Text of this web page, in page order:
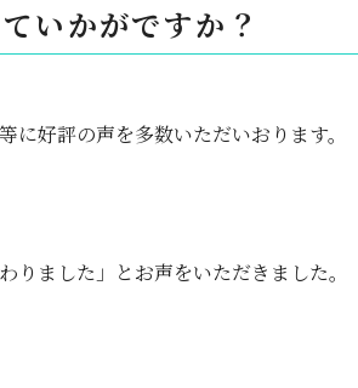
いかがですか？
好評の声を多数いただいおります。
りました」とお声をいただきました。